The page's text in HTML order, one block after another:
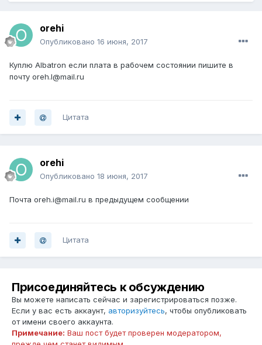
orehi
Опубликовано 16 июня, 2017
Куплю Albatron если плата в рабочем состоянии пишите в
почту oreh.l@mail.ru
Цитата
orehi
Опубликовано 18 июня, 2017
Почта oreh.i@mail.ru в предыдущем сообщении
Цитата
Присоединяйтесь к обсуждению
Вы можете написать сейчас и зарегистрироваться позже.
Если у вас есть аккаунт, авторизуйтесь, чтобы опубликовать
от имени своего аккаунта.
Примечание: Ваш пост будет проверен модератором,